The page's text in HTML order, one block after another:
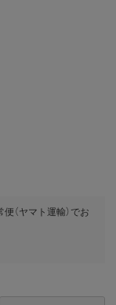
便（ヤマト運輸） でお